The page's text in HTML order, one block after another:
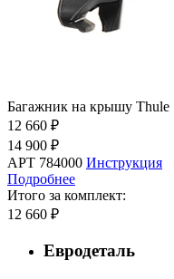
Багажник на крышу Thule
12 660 ₽
14 900 ₽
АРТ 784000 Инструкция
Подробнее
Итого за комплект:
12 660 ₽
Евродеталь